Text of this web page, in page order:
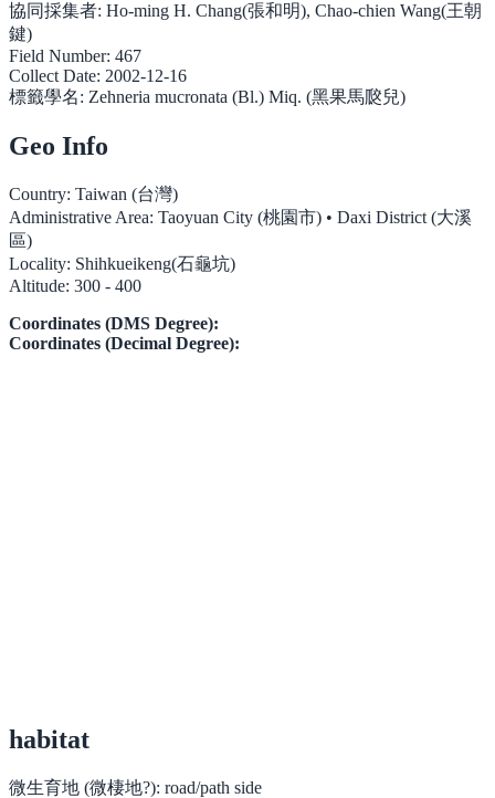
協同採集者: Ho-ming H. Chang(張和明), Chao-chien Wang(王朝
鍵)
Field Number: 467
Collect Date: 2002-12-16
標籤學名: Zehneria mucronata (Bl.) Miq. (黑果馬㼎兒)
Geo Info
Country: Taiwan (台灣)
Administrative Area: Taoyuan City (桃園市) • Daxi District (大溪
區)
Locality: Shihkueikeng(石龜坑)
Altitude: 300 - 400
Coordinates (DMS Degree):
Coordinates (Decimal Degree):
habitat
微生育地 (微棲地?): road/path side